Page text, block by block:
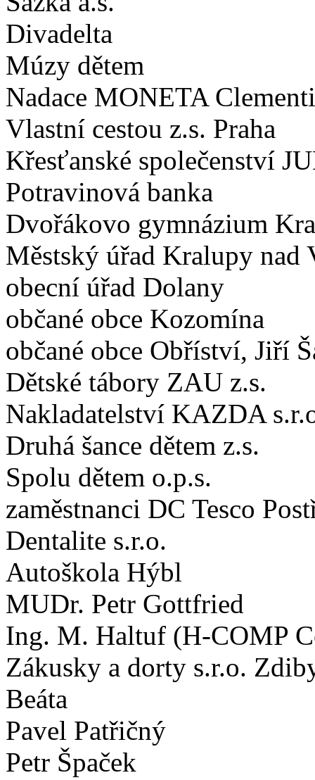
Divadelta
Múzy dětem
Nadace MONETA
Vlastní cestou z.s. Praha
Křesťanské společenství
Potravinová banka
Dvořákovo gymnázium
Městský úřad Kralupy nad
obecní úřad Dolany
občané obce Kozomína
občané obce Obříství, Jiří
Dětské tábory ZAU z.s.
Nakladatelství KAZDA
Druhá šance dětem z.s.
Spolu dětem o.p.s.
zaměstnanci DC Tesco
Dentalite s.r.o.
Autoškola Hýbl
MUDr. Petr Gottfried
Ing. M. Haltuf (H-COMP
Zákusky a dorty s.r.o.
Beáta
Pavel Patřičný
Petr Špaček